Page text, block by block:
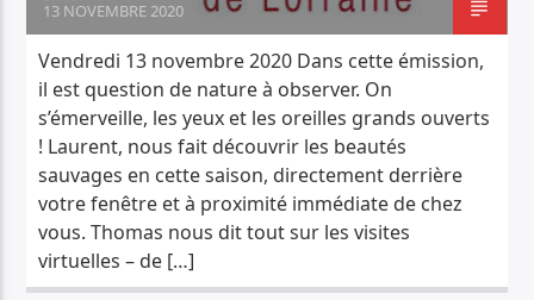
13 NOVEMBRE 2020
Vendredi 13 novembre 2020 Dans cette émission,
il est question de nature à observer. On
s’émerveille, les yeux et les oreilles grands ouverts
! Laurent, nous fait découvrir les beautés
sauvages en cette saison, directement derrière
votre fenêtre et à proximité immédiate de chez
vous. Thomas nous dit tout sur les visites
virtuelles – de […]